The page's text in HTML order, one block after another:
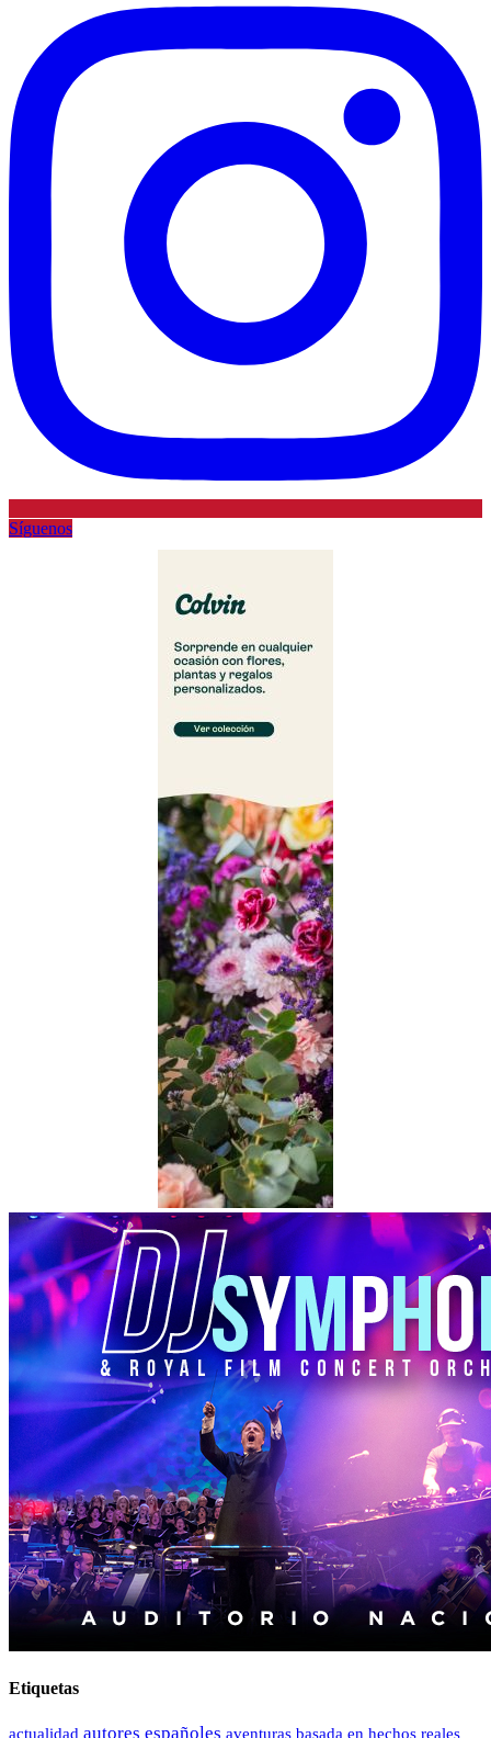
Síguenos
Etiquetas
actualidad autores españoles aventuras basada en hechos reales